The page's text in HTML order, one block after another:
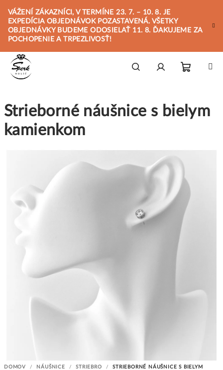
obsah
VÁŽENÍ ZÁKAZNÍCI, V TERMÍNE 23. 7. – 10. 8. JE
EXPEDÍCIA OBJEDNÁVOK POZASTAVENÁ. VŠETKY
OBJEDNÁVKY BUDEME ODOSIELAŤ 11. 8. ĎAKUJEME ZA
POCHOPENIE A TRPEZLIVOSŤ!
košík
DOMOV / NÁUŠNICE / STRIEBRO /
STRIEBORNÉ NÁUŠNICE S BIELYM
Strieborné náušnice s bielym
kamienkom